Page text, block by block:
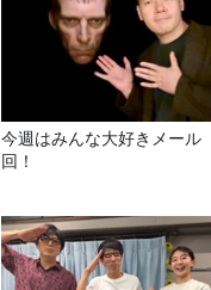
今週はみんな大好きメール
回！